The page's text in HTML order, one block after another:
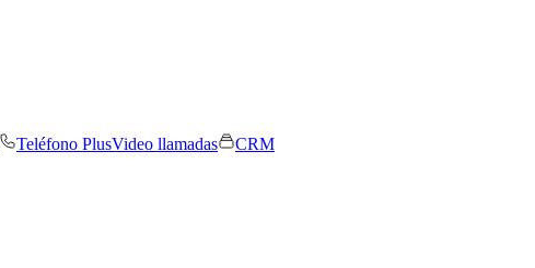
Teléfono PlusVideo llamadas
CRM